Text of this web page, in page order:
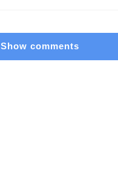
Show comments